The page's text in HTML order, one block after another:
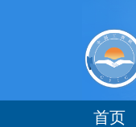
首页